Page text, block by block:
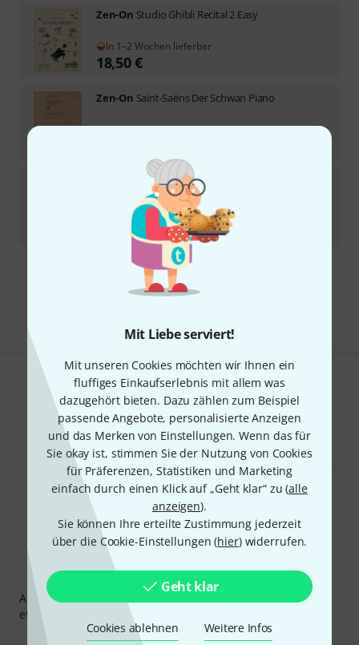
Mit Liebe serviert!
Mit unseren Cookies möchten wir Ihnen ein
fluffiges Einkaufserlebnis mit allem was
dazugehört bieten. Dazu zählen zum Beispiel
passende Angebote, personalisierte Anzeigen
und das Merken von Einstellungen. Wenn das für
Sie okay ist, stimmen Sie der Nutzung von Cookies
für Präferenzen, Statistiken und Marketing
einfach durch einen Klick auf „Geht klar“ zu (alle
anzeigen).
Sie können Ihre erteilte Zustimmung jederzeit
über die Cookie-Einstellungen (hier) widerrufen.
Geht klar
Cookies ablehnen Weitere Infos
Zen-On Studio Ghibli Recital 2 Easy
In 1–2 Wochen lieferbar
18,50€
Zen-On Saint-Saëns Der Schwan Piano
Sofort lieferbar
Hisaishi A Wish To The Moon
Sofort lieferbar
27,50
Kostenloser Versand ab 29 €
Alle Preise inkl. MwSt.
Gefällt Ihnen, was Sie sehen?
Teilen Hilfe & Feedback
Thomann Newsletter
Abonniere den Thomann Newsletter und gewinne mit
etwas Glück einen von
Inspirierende Beiträge
Deals Thomann Insights